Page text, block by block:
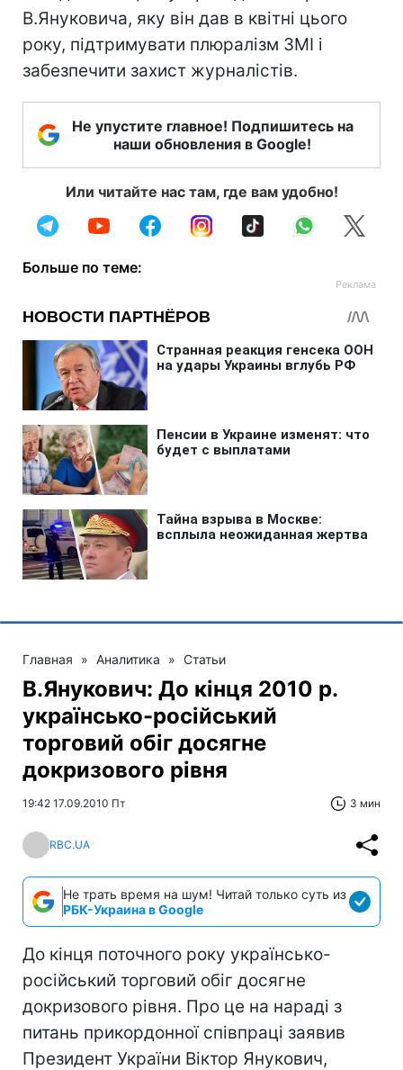
В.Януковича, яку він дав в квітні цього
року, підтримувати плюралізм ЗМІ і
забезпечити захист журналістів.
Не упустите главное! Подпишитесь на
наши обновления в Google!
Или читайте нас там, где вам удобно!
Больше по теме:
Главная » Аналитика » Статьи
В.Янукович: До кінця 2010 р.
українсько-російський
торговий обіг досягне
докризового рівня
19:42 17.09.2010 Пт 3 мин
RBC.UA
Не трать время на шум! Читай только суть из
РБК-Украина в Google
До кінця поточного року українсько-
російський торговий обіг досягне
докризового рівня. Про це на нараді з
питань прикордонної співпраці заявив
Президент України Віктор Янукович,